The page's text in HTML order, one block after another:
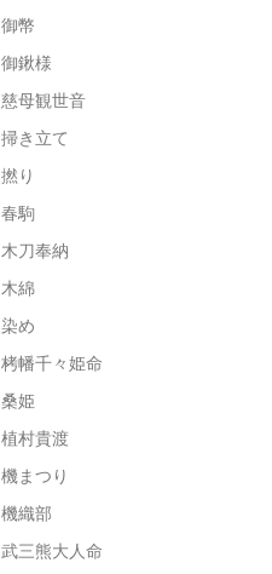
御幣
御鍬様
慈母観世音
掃き立て
撚り
春駒
木刀奉納
木綿
染め
栲幡千々姫命
桑姫
植村貴渡
機まつり
機織部
武三熊大人命